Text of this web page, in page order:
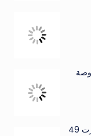
أسعار ومواصفات ومميزات شاشة توشيبا سمارت 49